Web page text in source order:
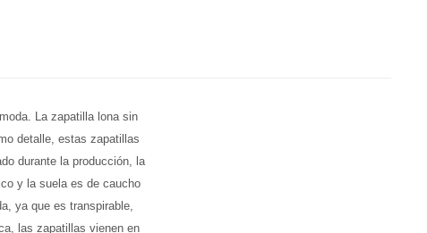
La zapatilla lona sin
detalle, estas zapatillas
durante la producción, la
y la suela es de caucho
ya que es transpirable,
las zapatillas vienen en